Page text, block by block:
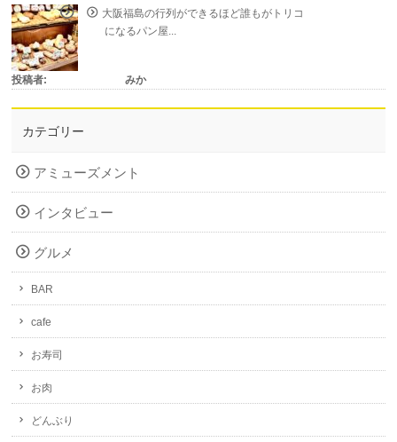
大阪福島の行列ができるほど誰もがトリコ
になるパン屋...
投稿者: みか
カテゴリー
アミューズメント
インタビュー
グルメ
BAR
cafe
お寿司
お肉
どんぶり